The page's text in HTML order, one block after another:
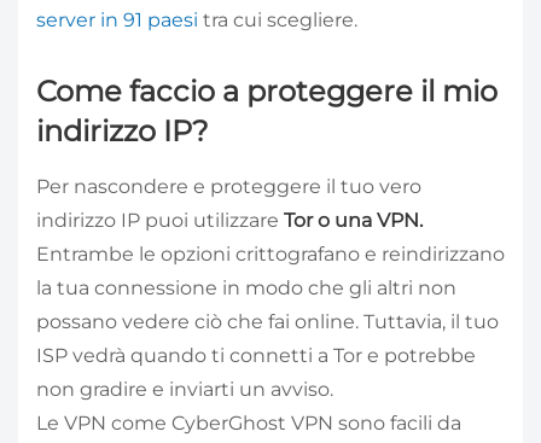
server in 91 paesi tra cui scegliere.
Come faccio a proteggere il mio
indirizzo IP?
Per nascondere e proteggere il tuo vero
indirizzo IP puoi utilizzare Tor o una VPN.
Entrambe le opzioni crittografano e reindirizzano
la tua connessione in modo che gli altri non
possano vedere ciò che fai online. Tuttavia, il tuo
ISP vedrà quando ti connetti a Tor e potrebbe
non gradire e inviarti un avviso.
Le VPN come CyberGhost VPN sono facili da